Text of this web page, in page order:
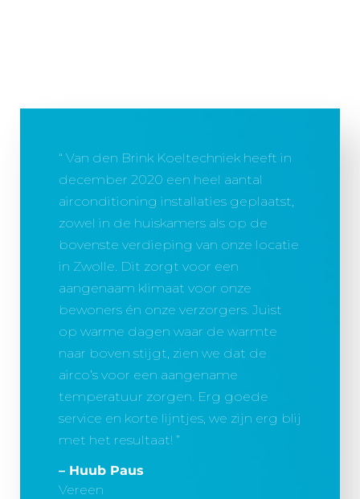
Van den Brink Koeltechniek heeft in
december 2020 een heel aantal
airconditioning installaties geplaatst,
zowel in de huiskamers als op de
bovenste verdieping van onze locatie
in Zwolle. Dit zorgt voor een
aangenaam klimaat voor onze
bewoners én onze verzorgers. Juist
op warme dagen waar de warmte
naar boven stijgt, zien we dat de
airco’s voor een aangename
temperatuur zorgen. Erg goede
service en korte lijntjes, we zijn erg blij
met het resultaat!
– Huub Paus
Vereen